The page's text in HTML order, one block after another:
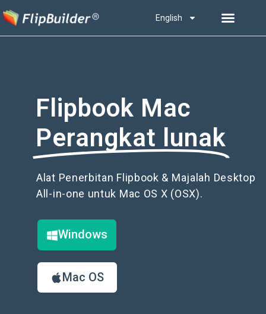
English
Flipbook Mac
Perangkat lunak
Alat Penerbitan Flipbook & Majalah Desktop
All-in-one untuk Mac OS X (OSX).
Windows
Mac OS